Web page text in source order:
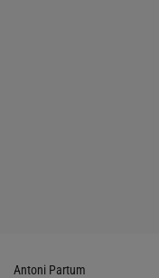
Antoni Partum